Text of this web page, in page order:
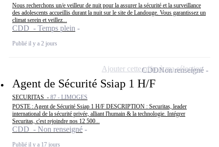
Nous recherchons un/e veilleur de nuit pour la assurer la sécurité et la surveillance
des adolescents accueillis durant la nuit sur le site de Landouge. Vous garantissez un
climat serein et veillez...
CDD - Temps plein
Publié il y a 2 jours
Agent de Sécurité Ssiap 1 H/F
SECURITAS - 87 - LIMOGES
POSTE : Agent de Sécurité Ssiap 1 H/F DESCRIPTION : Securitas, leader
international de la sécurité privée, alliant l'humain & la technologie. Intégrer
Securitas, c'est rejoindre nos 12 500...
CDD - Non renseigné
Publié il y a 17 jours
CDDNon renseigné
Ajouter cette offre à ma sélection